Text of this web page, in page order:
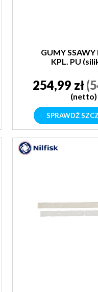
GUMY SSAWY
KPL. PU
254,99 zł
(netto)
SPRAWDŹ